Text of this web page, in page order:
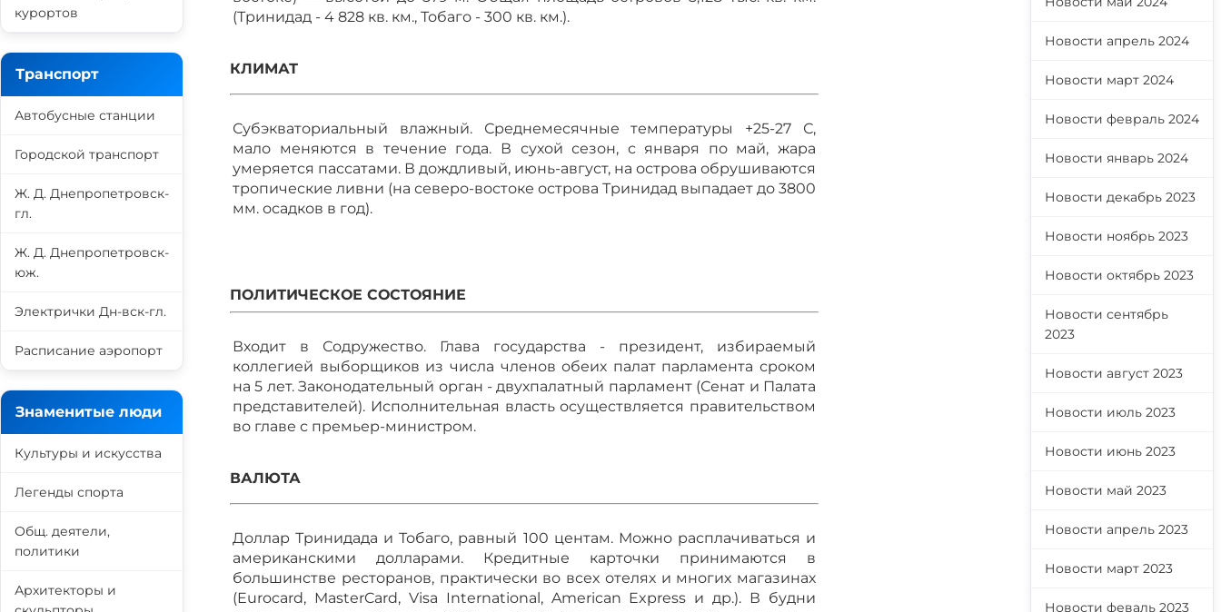
(Тринидад - 4 828 кв. км., Тобаго - 300 кв. км.).
КЛИМАТ
Субэкваториальный влажный. Среднемесячные температуры +25-27 С,
мало меняются в течение года. В сухой сезон, с января по май, жара
умеряется пассатами. В дождливый, июнь-август, на острова обрушиваются
тропические ливни (на северо-востоке острова Тринидад выпадает до 3800
мм. осадков в год).
ПОЛИТИЧЕСКОЕ СОСТОЯНИЕ
Входит в Содружество. Глава государства - президент, избираемый
коллегией выборщиков из числа членов обеих палат парламента сроком
на 5 лет. Законодательный орган - двухпалатный парламент (Сенат и Палата
представителей). Исполнительная власть осуществляется правительством
во главе с премьер-министром.
ВАЛЮТА
Доллар Тринидада и Тобаго, равный 100 центам. Можно расплачиваться и
американскими долларами. Кредитные карточки принимаются в
большинстве ресторанов, практически во всех отелях и многих магазинах
(Eurocard, MasterCard, Visa International, American Express и др.). В будни
курортов
Транспорт
Автобусные станции
Городской транспорт
Ж. Д. Днепропетровск-
гл.
Ж. Д. Днепропетровск-
юж.
Электрички Дн-вск-гл.
Расписание аэропорт
Знаменитые люди
Культуры и искусства
Легенды спорта
Общ. деятели,
политики
Архитекторы и
Новости апрель 2024
Новости март 2024
Новости февраль 2024
Новости январь 2024
Новости декабрь 2023
Новости ноябрь 2023
Новости октябрь 2023
Новости сентябрь
2023
Новости август 2023
Новости июль 2023
Новости июнь 2023
Новости май 2023
Новости апрель 2023
Новости март 2023
Новости феваль 2023